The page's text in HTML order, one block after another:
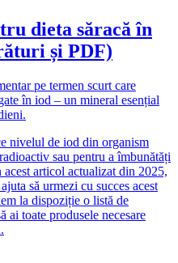
dieta săracă în
și PDF)
pe termen scurt care
în iod – un mineral esențial
nivelul de iod din organism
sau pentru a îmbunătăți
articol actualizat din 2025,
să urmezi cu succes acest
la dispoziție o listă de
ai toate produsele necesare